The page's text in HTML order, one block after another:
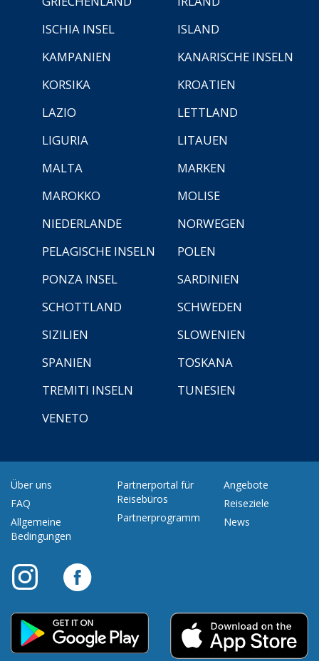
ISCHIA INSEL
ISLAND
KAMPANIEN
KANARISCHE INSELN
KORSIKA
KROATIEN
LAZIO
LETTLAND
LIGURIA
LITAUEN
MALTA
MARKEN
MAROKKO
MOLISE
NIEDERLANDE
NORWEGEN
PELAGISCHE INSELN
POLEN
PONZA INSEL
SARDINIEN
SCHOTTLAND
SCHWEDEN
SIZILIEN
SLOWENIEN
SPANIEN
TOSKANA
TREMITI INSELN
TUNESIEN
VENETO
Über uns
FAQ
Allgemeine
Bedingungen
Partnerportal für
Reisebüros
Partnerprogramm
Angebote
Reiseziele
News